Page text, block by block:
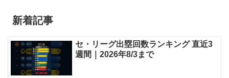
新着記事
セ・リーグ出塁回数ランキング 直近3
週間｜2026年8/3まで